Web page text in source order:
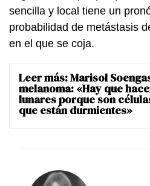
sencilla y local tiene un
probabilidad de metástasis
en el que se coja.
Leer más:Marisol
melanoma: «Hay que
lunares porque son
que están durmientes»